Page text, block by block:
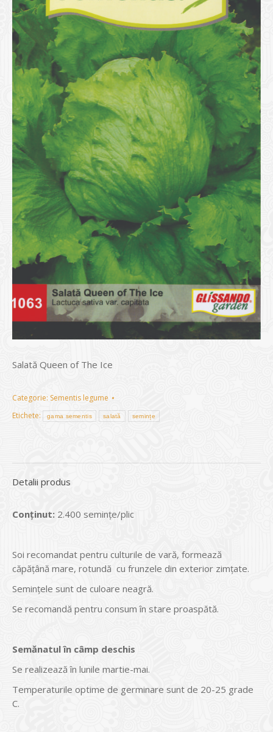
Salată Queen of The Ice
Categorie: Sementis legume
Etichete:
gama sementis salată semințe
Detalii produs
Conținut: 2.400 seminţe/plic
Soi recomandat pentru culturile de vară, formează
căpățână mare, rotundă cu frunzele din exterior zimţate.
Seminţele sunt de culoare neagră.
Se recomandă pentru consum în stare proaspătă.
Semănatul în câmp deschis
Se realizează în lunile martie-mai.
Temperaturile optime de germinare sunt de 20-25 grade
C.